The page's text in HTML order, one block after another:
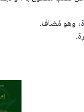
وهو مُضاف.